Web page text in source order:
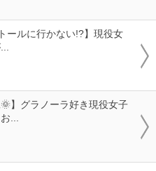
ールに行かない!?】現役女
🌞】グラノーラ好き現役女子
...